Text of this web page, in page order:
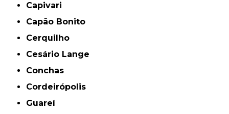
Capivari
Capão Bonito
Cerquilho
Cesário Lange
Conchas
Cordeirópolis
Guareí